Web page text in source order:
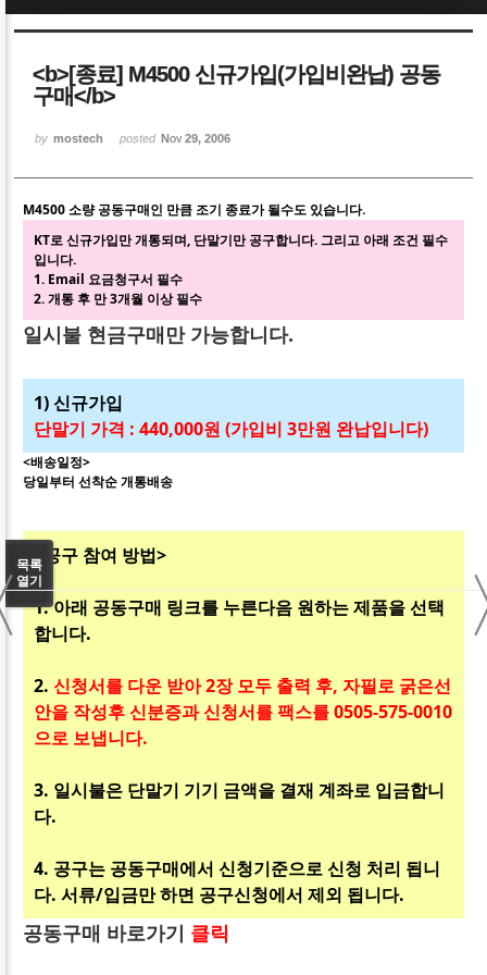
<b>[종료] M4500 신규가입(가입비완납) 공동
구매</b>
by mostech posted Nov 29, 2006
M4500 소량 공동구매인 만큼 조기 종료가 될수도 있습니다.
KT로 신규가입만 개통되며, 단말기만 공구합니다. 그리고 아래 조건 필수
입니다.
1. Email 요금청구서 필수
2. 개통 후 만 3개월 이상 필수
일시불 현금구매만 가능합니다.
1) 신규가입
단말기 가격 : 440,000원 (가입비 3만원 완납입니다)
<배송일정>
당일부터 선착순 개통배송
<공구 참여 방법>
1. 아래 공동구매 링크를 누른다음 원하는 제품을 선택
합니다.
2.신청서를 다운 받아 2장 모두 출력 후, 자필로 굵은선
안을 작성후 신분증과 신청서를 팩스를 0505-575-0010
으로 보냅니다.
3. 일시불은 단말기 기기 금액을 결재 계좌로 입금합니
다.
4. 공구는 공동구매에서 신청기준으로 신청 처리 됩니
다. 서류/입금만 하면 공구신청에서 제외 됩니다.
공동구매 바로가기 클릭
목록
열기
Sketchbook5, 스케치북5
Sketchbook5, 스케치북5
Sketchbook5, 스케치북5
Sketchbook5, 스케치북5